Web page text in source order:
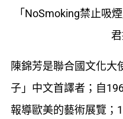
「NoSmoking禁止吸
君
陳錦芳是聯合國文化大
子」中文首譯者；自
報導歐美的藝術展覽；